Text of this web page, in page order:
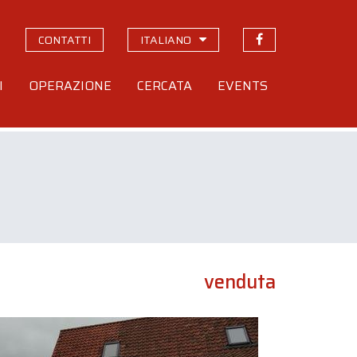
CONTATTI ITALIANO
OPERAZIONE CERCATA EVENTS
venduta